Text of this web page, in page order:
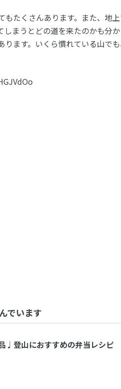
たくさんあります。また、地
まうとどの道を来たのかも分か
ます。いくら慣れている山で
でいます
♩登山におすすめの弁当レシピ